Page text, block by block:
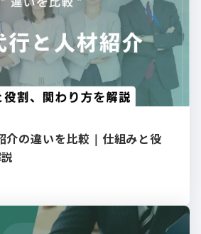
介の違いを比較｜仕組みと役